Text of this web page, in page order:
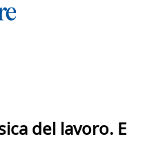
del lavoro. E